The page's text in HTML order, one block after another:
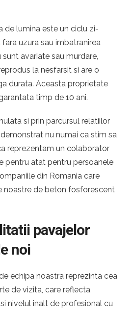
de lumina este un ciclu zi-
uzura sau imbatranirea
avariate sau murdare,
la nesfarsit si are o
durata. Aceasta proprietate
timp de 10 ani.
si prin parcursul relatiilor
nu numai ca stim sa
reprezentam un colaborator
pentru atat pentru persoanele
din Romania care
noastre de beton fosforescent
pavajelor
noi
echipa noastra reprezinta cea
de vizita, care reflecta
nivelul inalt de profesional cu